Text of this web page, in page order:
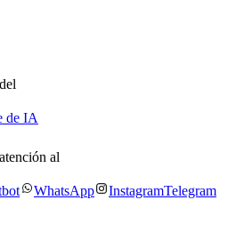
de IA
al
WhatsApp InstagramTelegram